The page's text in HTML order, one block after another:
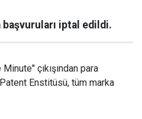
başvuruları iptal edildi.
çıkışından para
Enstitüsü, tüm marka